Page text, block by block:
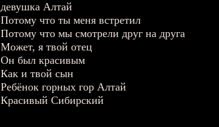
девушка Алтай
Потому что ты меня встретил
Потому что мы смотрели друг на друга
Может, я твой отец
Он был красивым
Как и твой сын
Ребёнок горных гор Алтай
Красивый Сибирский